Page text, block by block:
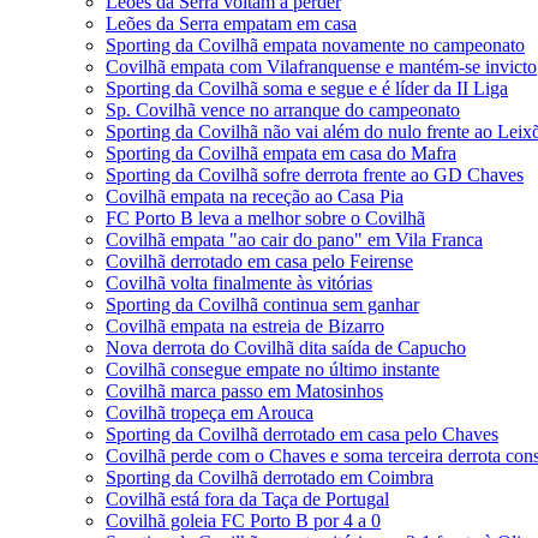
Leões da Serra empatam em casa
Sporting da Covilhã empata novamente no campeonato
Covilhã empata com Vilafranquense e mantém-se invicto
Sporting da Covilhã soma e segue e é líder da II Liga
Sp. Covilhã vence no arranque do campeonato
Sporting da Covilhã não vai além do nulo frente ao
Sporting da Covilhã empata em casa do Mafra
Sporting da Covilhã sofre derrota frente ao GD Chaves
Covilhã empata na receção ao Casa Pia
FC Porto B leva a melhor sobre o Covilhã
Covilhã empata "ao cair do pano" em Vila Franca
Covilhã derrotado em casa pelo Feirense
Covilhã volta finalmente às vitórias
Sporting da Covilhã continua sem ganhar
Covilhã empata na estreia de Bizarro
Nova derrota do Covilhã dita saída de Capucho
Covilhã consegue empate no último instante
Covilhã marca passo em Matosinhos
Covilhã tropeça em Arouca
Sporting da Covilhã derrotado em casa pelo Chaves
Covilhã perde com o Chaves e soma terceira derrota
Sporting da Covilhã derrotado em Coimbra
Covilhã está fora da Taça de Portugal
Covilhã goleia FC Porto B por 4 a 0